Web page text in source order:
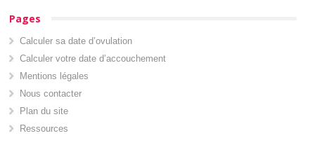
Pages
Calculer sa date d’ovulation
Calculer votre date d’accouchement
Mentions légales
Nous contacter
Plan du site
Ressources